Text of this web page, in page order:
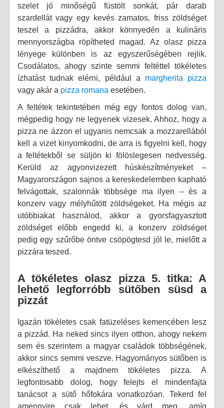
szelet jó minőségű füstölt sonkát, pár darab
szardellát vagy egy kevés zamatos, friss zöldséget
teszel a pizzádra, akkor könnyedén a kulináris
mennyországba röpítheted magad. Az olasz pizza
lényege különben is az egyszerűségében rejlik.
Csodálatos, ahogy szinte semmi feltéttel tökéletes
ízhatást tudnak elérni, például a margherita pizza
vagy akár a pizza romana esetében.
A feltétek tekintetében még egy fontos dolog van,
mégpedig hogy ne legyenek vizesek. Ahhoz, hogy a
pizza ne ázzon el ugyanis nemcsak a mozzarellából
kell a vizet kinyomkodni, de arra is figyelni kell, hogy
a feltétekből se süljön ki fölöslegesen nedvesség.
Kerüld az agyonvizezett húskészítményeket –
Magyarországon sajnos a kereskedelemben kapható
felvágottak, szalonnák többsége ma ilyen – és a
konzerv vagy mélyhűtött zöldségeket. Ha mégis az
utóbbiakat használod, akkor a gyorsfagyasztott
zöldséget előbb engedd ki, a konzerv zöldséget
pedig egy szűrőbe öntve csöpögtesd jól le, mielőtt a
pizzára teszed.
A tökéletes olasz pizza 5. titka: A
lehető legforróbb sütőben süsd a
pizzát
Igazán tökéletes csak fatüzeléses kemencében lesz
a pizzád. Ha neked sincs ilyen otthon, ahogy nekem
sem és szerintem a magyar családok többségének,
akkor sincs semmi veszve. Hagyományos sütőben is
elkészíthető a majdnem tökéletes pizza. A
legfontosabb dolog, hogy felejts el mindenfajta
tanácsot a sütő hőfokára vonatkozóan. Tekerd fel